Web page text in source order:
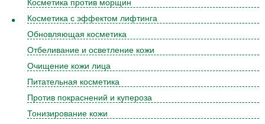
Косметика против морщин
Косметика с эффектом лифтинга
Обновляющая косметика
Отбеливание и осветление кожи
Очищение кожи лица
Питательная косметика
Против покраснений и купероза
Тонизирование кожи